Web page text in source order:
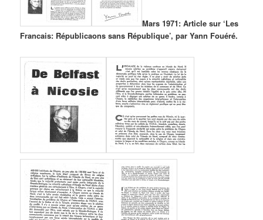
Mars 1971: Article sur ‘Les
Francais: Républicaons sans République’, par Yann Fouéré.